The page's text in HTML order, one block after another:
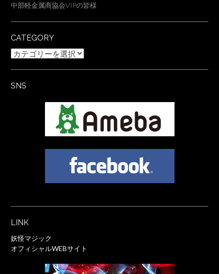
中部軽金属商協会VIPの皆様
CATEGORY
Category
SNS
LINK
妖怪マジック
オフィシャルWEBサイト